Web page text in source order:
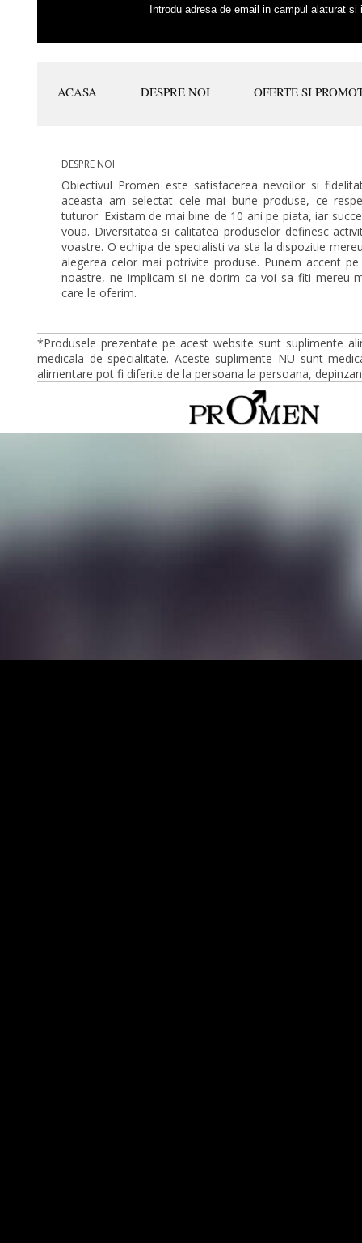
Introdu adresa de email in campul alaturat
ACASA DESPRE NOI OFERTE SI
DESPRE NOI
Obiectivul Promen este satisfacerea nevoilor si
aceasta am selectat cele mai bune produse, ce
tuturor. Existam de mai bine de 10 ani pe piata, iar
voua. Diversitatea si calitatea produselor definesc
voastre. O echipa de specialisti va sta la dispozitie
alegerea celor mai potrivite produse. Punem accent
noastre, ne implicam si ne dorim ca voi sa fiti mereu
care le oferim.
*Produsele prezentate pe acest website sunt suplimente
medicala de specialitate. Aceste suplimente NU sunt
alimentare pot fi diferite de la persoana la persoana,